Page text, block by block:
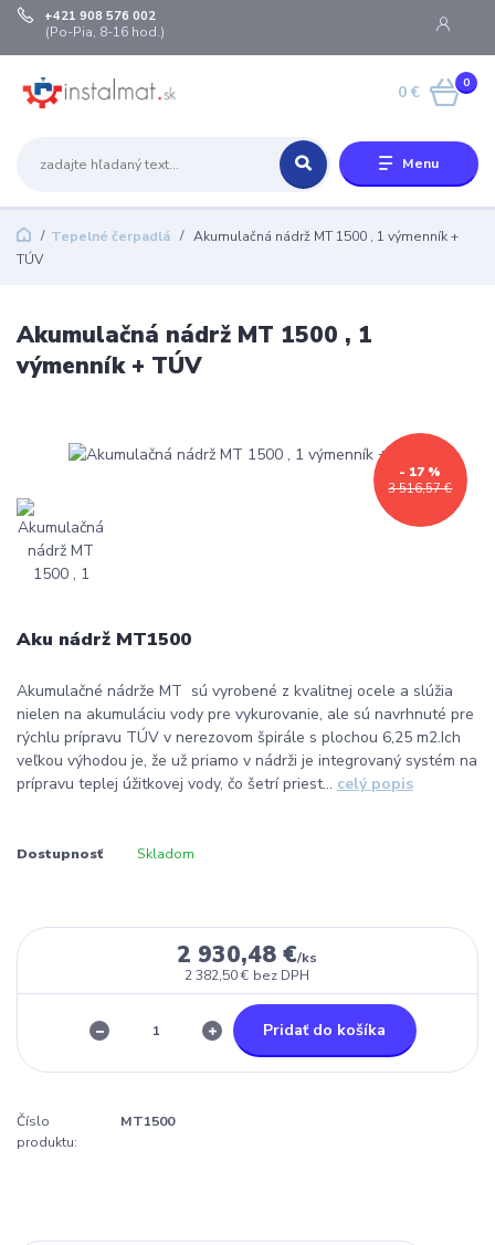
Menu
+421 908 576 002
(Po-Pia, 8-16 hod.)
0
0 €
Tepelné čerpadlá
Akumulačná nádrž MT 1500 , 1 výmenník +
TÚV
Akumulačná nádrž MT 1500 , 1
výmenník + TÚV
3 516,57 €
- 17 %
Aku nádrž MT1500
Akumulačné nádrže MT sú vyrobené z kvalitnej ocele a slúžia
nielen na akumuláciu vody pre vykurovanie, ale sú navrhnuté pre
rýchlu prípravu TÚV v nerezovom špirále s plochou 6,25 m2.Ich
veľkou výhodou je, že už priamo v nádrži je integrovaný systém na
prípravu teplej úžitkovej vody, čo šetrí priest... celý popis
Dostupnosť Skladom
2 930,48 €/ks
2 382,50 € bez DPH
Pridať do košíka
Číslo
produktu:
MT1500